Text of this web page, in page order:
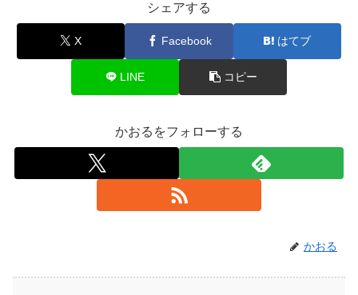
シェアする
X Facebook はてブ
LINE コピー
かおるをフォローする
かおる